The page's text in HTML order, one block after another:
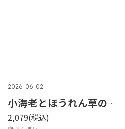
2026-06-02
小海老とほうれん草のグリーンカレー
2,079(税込)